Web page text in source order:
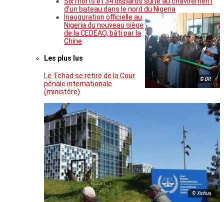
d’un bateau dans le nord du Nigeria
© DR
Inauguration officielle au
Nigeria du nouveau siège
de la CEDEAO, bâti par la
Chine
Les plus lus
Le Tchad se retire de la Cour
pénale internationale
(ministère)
© Xinhua